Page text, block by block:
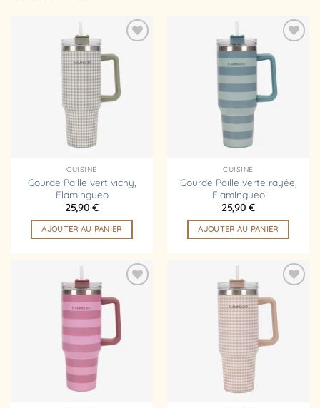
d’envies
CUISINE
Gourde Paille vert vichy,
Flamingueo
25,90 €
AJOUTER AU PANIER
d’envies
CUISINE
Gourde Paille verte rayée,
Flamingueo
25,90 €
AJOUTER AU PANIER
d’envies
d’envies